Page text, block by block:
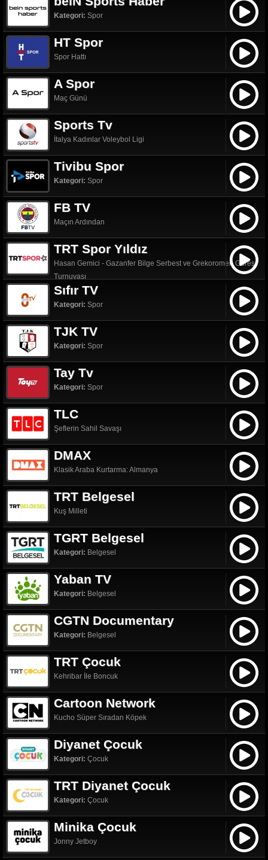
Kategori: Spor
HT Spor
Spor Hattı
A Spor
Maç Günü
Sports Tv
İtalya Kadınlar Voleybol Ligi
Tivibu Spor
Kategori: Spor
FB TV
Maçın Ardından
TRT Spor Yıldız
Hasan Gemici - Gazanfer Bilge Serbest ve Grekoromen Güreş
Turnuvası
Sıfır TV
Kategori: Spor
TJK TV
Kategori: Spor
Tay Tv
Kategori: Spor
TLC
Şeflerin Sahil Savaşı
DMAX
Klasik Araba Kurtarma: Almanya
TRT Belgesel
Kuş Milleti
TGRT Belgesel
Kategori: Belgesel
Yaban TV
Kategori: Belgesel
CGTN Documentary
Kategori: Belgesel
TRT Çocuk
Kehribar İle Boncuk
Cartoon Network
Kucho Süper Sıradan Köpek
Diyanet Çocuk
Kategori: Çocuk
TRT Diyanet Çocuk
Kategori: Çocuk
Minika Çocuk
Jonny Jetboy